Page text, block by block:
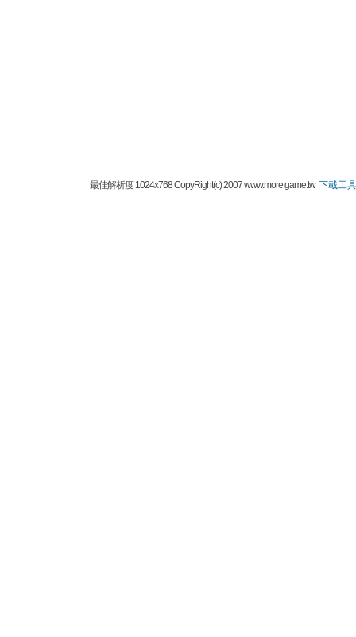
最佳解析度 1024x768 CopyRight(c) 2007 www.more.game.tw下載工